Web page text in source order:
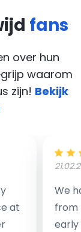
fans
over hun
waarom
zijn! Bekijk
at
We
from
early